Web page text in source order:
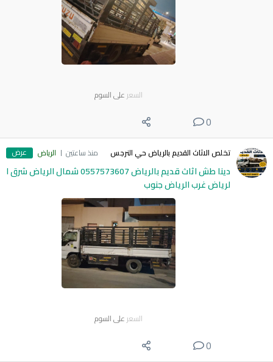
السعر على السوم
0
تخلص الاثاث القديم بالرياض حي النرجس منذ ساعتين الرياض عرض
دينا طش اثاث قديم بالرياض 0557573607 شمال الرياض شرق ا
لرياض غرب الرياض جنوب
السعر على السوم
0